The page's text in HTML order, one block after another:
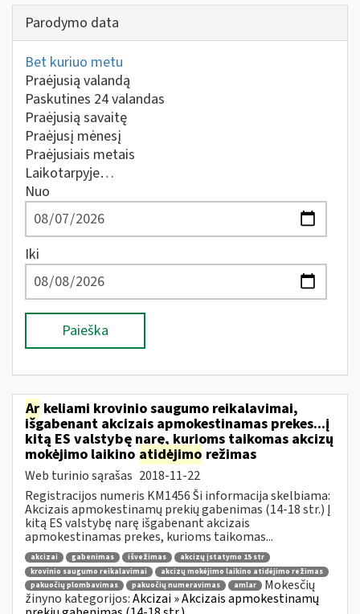
Parodymo data
Bet kuriuo metu
Praėjusią valandą
Paskutines 24 valandas
Praėjusią savaitę
Praėjusį mėnesį
Praėjusiais metais
Laikotarpyje…
Nuo
Iki
Paieška
Ar keliami krovinio saugumo reikalavimai,
išgabenant akcizais apmokestinamas prekes...į
kitą ES valstybę narę, kurioms taikomas akcizų
mokėjimo laikino atidėjimo režimas
Web turinio sąrašas 2018-11-22
Registracijos numeris KM1456 Ši informacija skelbiama:
Akcizais apmokestinamų prekių gabenimas (14-18 str.) Į
kitą ES valstybę narę išgabenant akcizais
apmokestinamas prekes, kurioms taikomas...
akcizai gabenimas išvežimas
akcizų įstatymo 15 str
krovinio saugumo reikalavimai
akcizų mokėjimo laikino atidėjimo režimas
pakuočių plombavimas
pakuočių numeravimas amlar
Mokesčių
žinyno kategorijos:Akcizai » Akcizais apmokestinamų